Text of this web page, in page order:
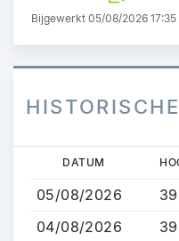
Bijgewerkt 05/08/2026 17:35
Overslaan
naar
de
DATUM
05/08/2026
04/08/2026